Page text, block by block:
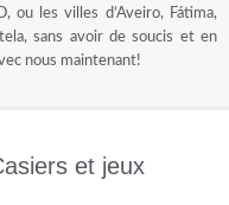
ou les villes d’Aveiro, Fátima,
sans avoir de soucis et en
nous maintenant!
et jeux